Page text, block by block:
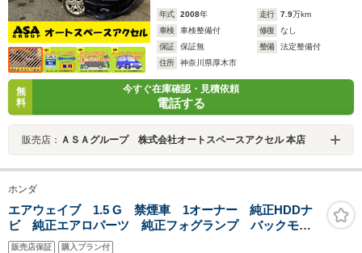
年式 2008年 走行 7.9万km
車検
車検整備付 修復
なし
保証
保証無 整備
法定整備付
住所
神奈川県厚木市
無
料
今すぐ在庫確認・見積依頼
電話する
販売店： ＡＳＡグループ 株式会社オートスペースアクセル 本店
ホンダ
エアウェイブ 1.5 G 禁煙車 1オーナー 純正HDDナ
ビ 純正エアロパーツ 純正フォグランプ バックモニ
ター
販売店保証 購入プラン付